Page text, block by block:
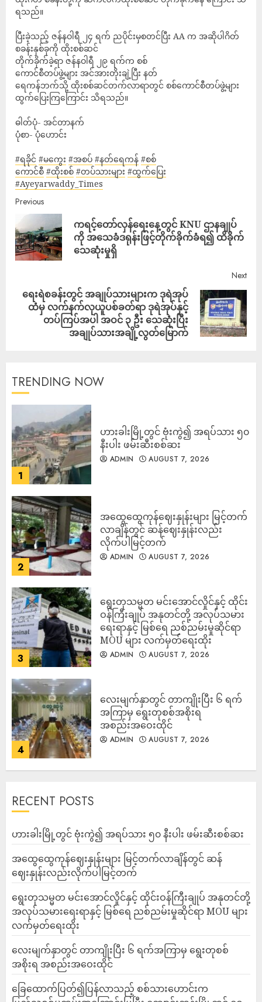
ရသည်။
ပြီးခဲ့သည့် ဇန်နဝါရီ ၂၄ ရက် ညပိုင်းမှစတင်ပြီး AA က အဆိုပါဂိတ်
စခန်းနှစ်ခုကို ထိုးစစ်ဆင်
တိုက်ခိုက်ခဲ့ရာ ဇန်နဝါရီ ၂၉ ရက်က စစ်
ကောင်စီတပ်ဖွဲ့များ အင်အားတိုးချဲ့ပြီး နတ်
ရေကန်ဘက်သို့ ထိုးစစ်ဆင်တက်လာရာတွင် စစ်ကောင်စီတပ်ဖွဲ့များ
ထွက်ပြေးကြကြောင်း သိရသည်။
ဓါတ်ပုံ- အင်တာနက်
ပုံစာ- ပုံ​ဟောင်း
#ရခိုင် #မကွေး #အစပ် #နတ်ရေကန် #စစ်
ကောင်စီ #ထိုးစစ် #တပ်သားများ #ထွက်ပြေး
#Ayeyarwaddy_Times
Previous
ကရင့်တော်လှန်ရေးနေ့တွင် KNU ဌာနချုပ်
ကို အသေခံဒရုန်းဖြင့်တိုက်ခိုက်ခံရ၍ ထိခိုက်
သေဆုံးမှုရှိ
Next
ရေးရဲစခန်းတွင် အချုပ်သားများက ဒုရဲအုပ်
ထံမှ လက်နက်လုယူပစ်ခတ်ရာ ဒုရဲအုပ်နှင့်
တပ်ကြပ်အပါ အဝင် ၃ ဦး သေဆုံးပြီး
အချုပ်သားအချို့လွတ်မြောက်
TRENDING NOW
1
ဟားခါးမြို့တွင် ဗုံးကွဲ၍ အရပ်သား ၅၀
နီးပါး ဖမ်းဆီးစစ်ဆး
ADMIN AUGUST 7, 2026
2
အထွေထွေကုန်ဈေးနှုန်းများ မြင့်တက်
လာချိန်တွင် ဆန်ဈေးနှုန်းလည်း
လိုက်ပါမြင့်တက်
ADMIN AUGUST 7, 2026
3
ရွေးတုသမ္မတ မင်းအောင်လှိုင်နှင့် ထိုင်း
ဝန်ကြီးချုပ် အနုတင်တို့ အလုပ်သမား
ရေးရာနှင့် မြစ်ရေ ညစ်ညမ်းမှုဆိုင်ရာ
MOU များ လက်မှတ်ရေးထိုး
ADMIN AUGUST 7, 2026
4
လေးမျက်နှာတွင် တာကျိုးပြီး ၆ ရက်
အကြာမှ ရွေးတုစစ်အစိုးရ
အစည်းအဝေးထိုင်
ADMIN AUGUST 7, 2026
RECENT POSTS
ဟားခါးမြို့တွင် ဗုံးကွဲ၍ အရပ်သား ၅၀ နီးပါး ဖမ်းဆီးစစ်ဆး
အထွေထွေကုန်ဈေးနှုန်းများ မြင့်တက်လာချိန်တွင် ဆန်
ဈေးနှုန်းလည်းလိုက်ပါမြင့်တက်
ရွေးတုသမ္မတ မင်းအောင်လှိုင်နှင့် ထိုင်းဝန်ကြီးချုပ် အနုတင်တို့
အလုပ်သမားရေးရာနှင့် မြစ်ရေ ညစ်ညမ်းမှုဆိုင်ရာ MOU များ
လက်မှတ်ရေးထိုး
လေးမျက်နှာတွင် တာကျိုးပြီး ၆ ရက်အကြာမှ ရွေးတုစစ်
အစိုးရ အစည်းအဝေးထိုင်
ခြေထောက်ပြတ်၍ပြန်လာသည့် စစ်သားဟောင်းက